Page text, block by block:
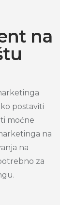
na
postaviti
moćne
na
na
za